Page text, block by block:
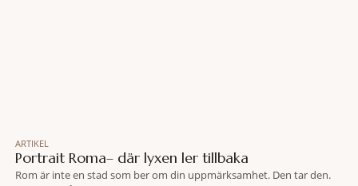
ARTIKEL
Portrait Roma– där lyxen ler tillbaka
Rom är inte en stad som ber om din uppmärksamhet. Den tar den.